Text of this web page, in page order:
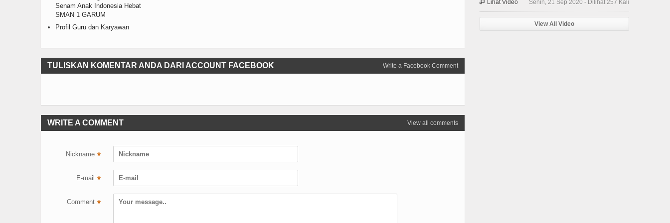
Senam Anak Indonesia Hebat
SMAN 1 GARUM
Profil Guru dan Karyawan
Write a Facebook Comment
TULISKAN KOMENTAR ANDA DARI ACCOUNT FACEBOOK
View all comments
WRITE A COMMENT
Nickname *
E-mail *
Comment *
Senin, 21 Sep 2020 - Dilihat 257 Kali
 Lihat Video
View All Video